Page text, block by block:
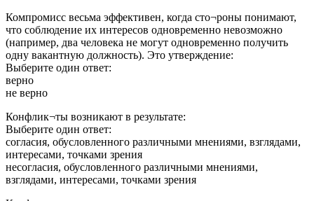
Компромисс весьма эффективен, когда сто¬роны понимают,
что соблюдение их интересов одновременно невозможно
(например, два человека не могут одновременно получить
одну вакантную должность). Это утверждение:
Выберите один ответ:
верно
не верно
Конфлик¬ты возникают в результате:
Выберите один ответ:
согласия, обусловленного различными мнениями, взглядами,
интересами, точками зрения
несогласия, обусловленного различными мнениями,
взглядами, интересами, точками зрения